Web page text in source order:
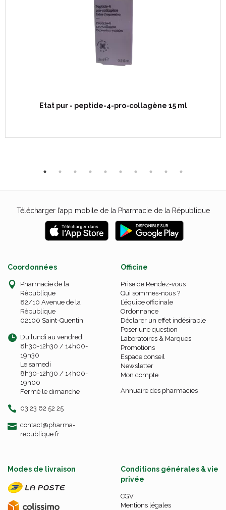
Etat pur - peptide-4-pro-collagène 15 ml
Télécharger l’app mobile de la Pharmacie de la République
Coordonnées
Pharmacie de la
République
82/10 Avenue de la
République
02100 Saint-Quentin
Du lundi au vendredi
8h30-12h30 / 14h00-
19h30
Le samedi
8h30-12h30 / 14h00-
19h00
Fermé le dimanche
03 23 62 52 25
contact-
@-
pharma-
republique.fr
Officine
Prise de Rendez-vous
Qui sommes-nous ?
L’équipe officinale
Ordonnance
Déclarer un effet indésirable
Poser une question
Laboratoires & Marques
Promotions
Espace conseil
Newsletter
Mon compte
Annuaire des pharmacies
Modes de livraison
Conditions générales & vie
privée
CGV
Mentions légales